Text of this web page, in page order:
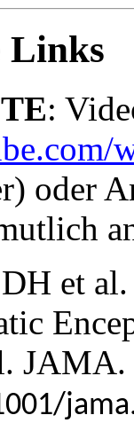
Links
:
oder
et